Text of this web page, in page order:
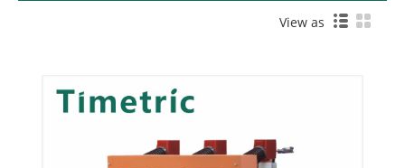
View as